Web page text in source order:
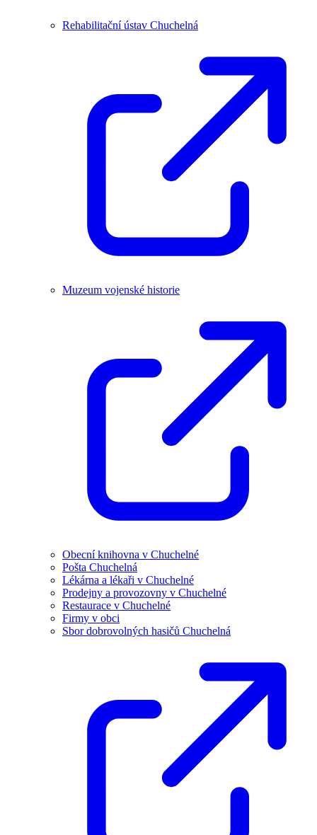
Rehabilitační ústav Chuchelná
Muzeum vojenské historie
Obecní knihovna v Chuchelné
Pošta Chuchelná
Lékárna a lékaři v Chuchelné
Prodejny a provozovny v Chuchelné
Restaurace v Chuchelné
Firmy v obci
Sbor dobrovolných hasičů Chuchelná